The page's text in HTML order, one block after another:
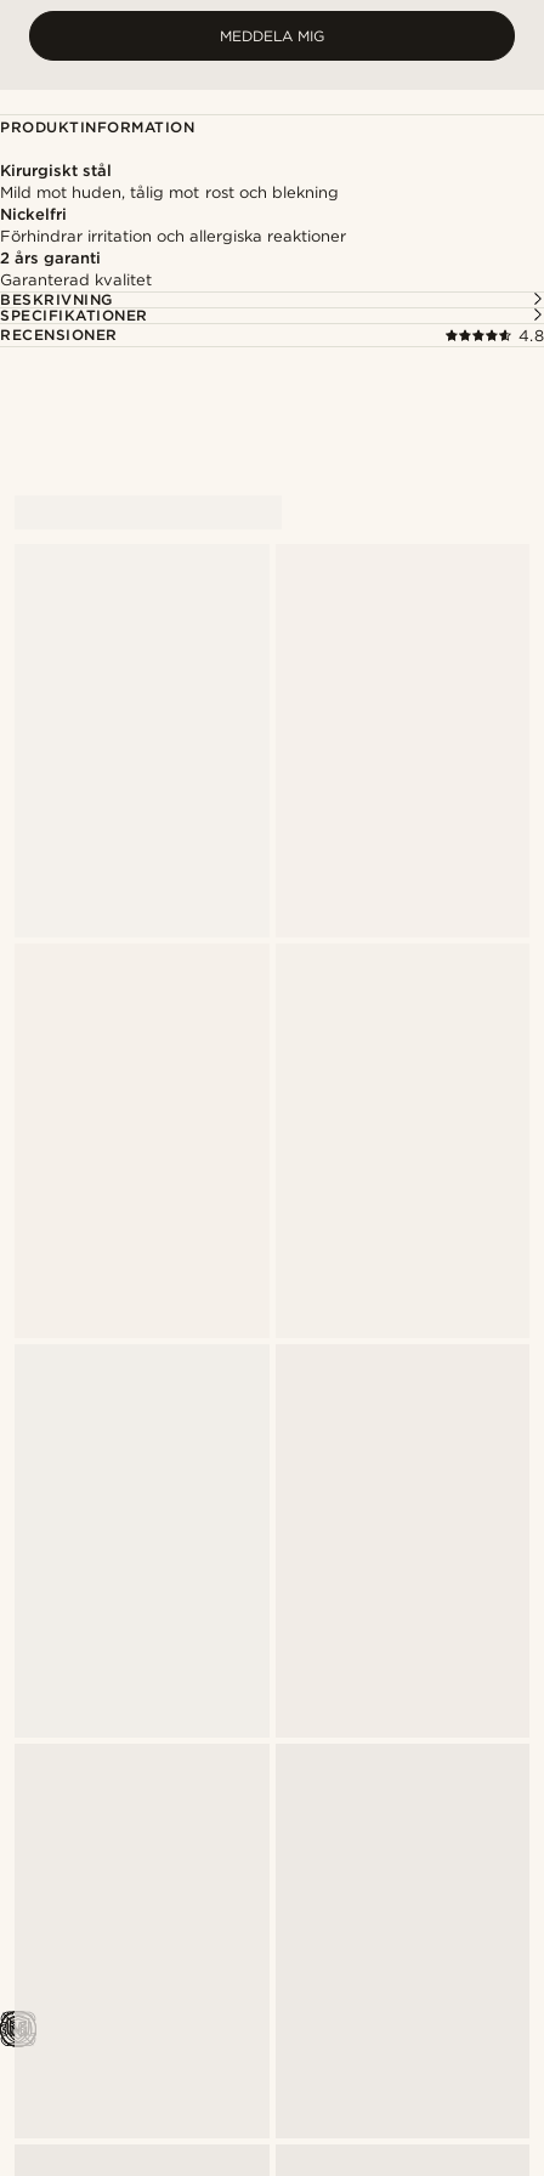
MEDDELA MIG
PRODUKTINFORMATION
Kirurgiskt stål
Mild mot huden, tålig mot rost och blekning
Nickelfri
Förhindrar irritation och allergiska reaktioner
2 års garanti
Garanterad kvalitet
BESKRIVNING
SPECIFIKATIONER
RECENSIONER
4.8